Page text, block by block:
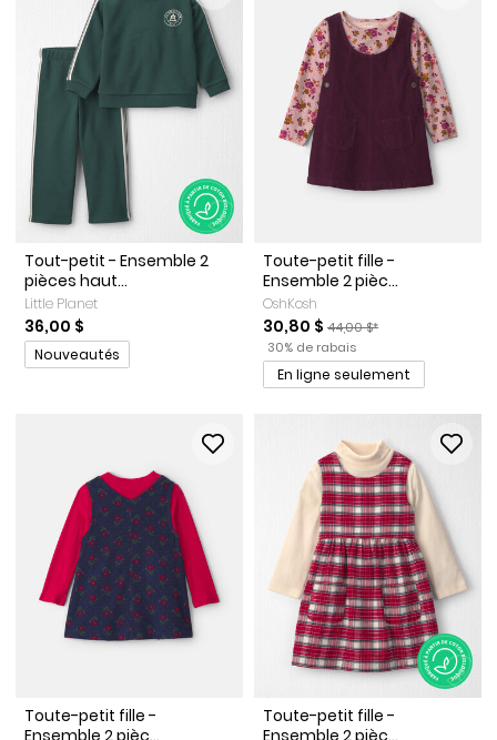
Tout-petit - Ensemble 2
pièces haut...
Little Planet
36,00 $
Promotions
Nouveautés
Toute-petit fille -
Ensemble 2 pièc...
OshKosh
Prix de solde
30,80 $ Prix ​​de détail suggéré par
44,00 $*
Pourcentage de rabais
30% de rabais
En ligne seulement
Toute-petit fille -
Ensemble 2 pièc...
Toute-petit fille -
Ensemble 2 pièc...